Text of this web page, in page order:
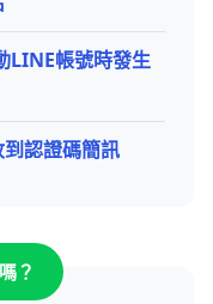
LINE帳號時發生
認證碼簡訊
？